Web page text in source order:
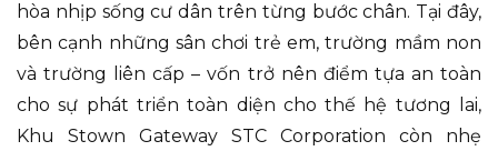
hòa nhịp sống cư dân trên từng bước chân. Tại đây,
bên cạnh những sân chơi trẻ em, trường mầm non
và trường liên cấp – vốn trở nên điểm tựa an toàn
cho sự phát triển toàn diện cho thế hệ tương lai,
Khu Stown Gateway STC Corporation còn nhẹ